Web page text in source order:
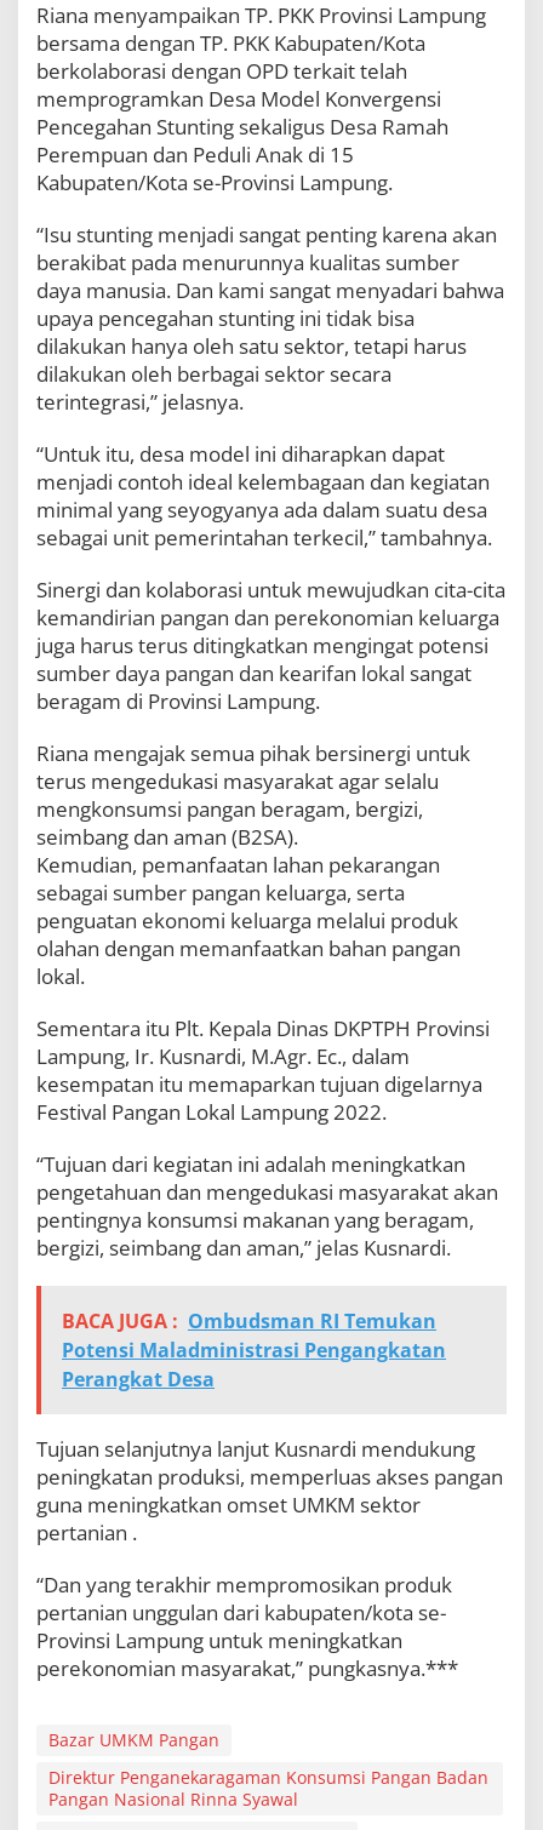
Riana menyampaikan TP. PKK Provinsi Lampung
bersama dengan TP. PKK Kabupaten/Kota
berkolaborasi dengan OPD terkait telah
memprogramkan Desa Model Konvergensi
Pencegahan Stunting sekaligus Desa Ramah
Perempuan dan Peduli Anak di 15
Kabupaten/Kota se-Provinsi Lampung.
“Isu stunting menjadi sangat penting karena akan
berakibat pada menurunnya kualitas sumber
daya manusia. Dan kami sangat menyadari bahwa
upaya pencegahan stunting ini tidak bisa
dilakukan hanya oleh satu sektor, tetapi harus
dilakukan oleh berbagai sektor secara
terintegrasi,” jelasnya.
“Untuk itu, desa model ini diharapkan dapat
menjadi contoh ideal kelembagaan dan kegiatan
minimal yang seyogyanya ada dalam suatu desa
sebagai unit pemerintahan terkecil,” tambahnya.
Sinergi dan kolaborasi untuk mewujudkan cita-cita
kemandirian pangan dan perekonomian keluarga
juga harus terus ditingkatkan mengingat potensi
sumber daya pangan dan kearifan lokal sangat
beragam di Provinsi Lampung.
Riana mengajak semua pihak bersinergi untuk
terus mengedukasi masyarakat agar selalu
mengkonsumsi pangan beragam, bergizi,
seimbang dan aman (B2SA).
Kemudian, pemanfaatan lahan pekarangan
sebagai sumber pangan keluarga, serta
penguatan ekonomi keluarga melalui produk
olahan dengan memanfaatkan bahan pangan
lokal.
Sementara itu Plt. Kepala Dinas DKPTPH Provinsi
Lampung, Ir. Kusnardi, M.Agr. Ec., dalam
kesempatan itu memaparkan tujuan digelarnya
Festival Pangan Lokal Lampung 2022.
“Tujuan dari kegiatan ini adalah meningkatkan
pengetahuan dan mengedukasi masyarakat akan
pentingnya konsumsi makanan yang beragam,
bergizi, seimbang dan aman,” jelas Kusnardi.
BACA JUGA : Ombudsman RI Temukan
Potensi Maladministrasi Pengangkatan
Perangkat Desa
Tujuan selanjutnya lanjut Kusnardi mendukung
peningkatan produksi, memperluas akses pangan
guna meningkatkan omset UMKM sektor
pertanian .
“Dan yang terakhir mempromosikan produk
pertanian unggulan dari kabupaten/kota se-
Provinsi Lampung untuk meningkatkan
perekonomian masyarakat,” pungkasnya.***
Bazar UMKM Pangan
Direktur Penganekaragaman Konsumsi Pangan Badan
Pangan Nasional Rinna Syawal